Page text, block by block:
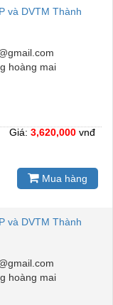
và DVTM Thành
hoàng mai
Giá: 3,620,000 vnđ
Mua hàng
và DVTM Thành
hoàng mai